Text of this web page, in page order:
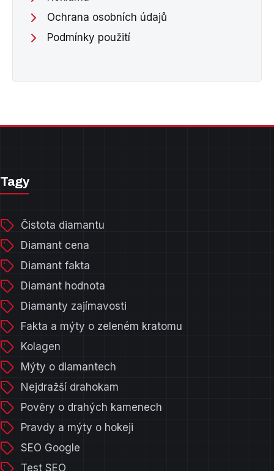
Ochrana osobních údajů
Podmínky použití
Tagy
Čistota diamantu
Diamant cena
Diamant fakta
Diamant hodnota
Diamanty zajímavosti
Fakta a mýty o zeleném kratomu
Kolagen
Mýty o diamantech
Nejdražší drahokam
Pověry o drahých kamenech
Pravdy a mýty o hokeji
SEO Google
Test SEO